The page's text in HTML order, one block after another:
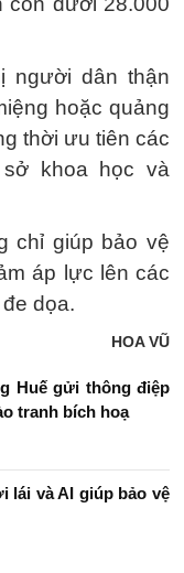
người dân thận
hoặc quảng
thời ưu tiên các
khoa học và
chỉ giúp bảo vệ
áp lực lên các
dọa.
HOA VŨ
Huế gửi thông điệp
tranh bích hoạ
lái và AI giúp bảo vệ